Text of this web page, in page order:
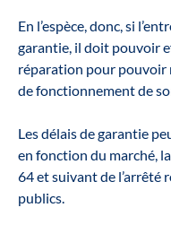
En l’espèce, donc, si
garantie, il doit pouvoir
réparation pour
de fonctionnement de
Les délais de garantie
en fonction du marché,
64 et suivant de l’arrêté
publics.